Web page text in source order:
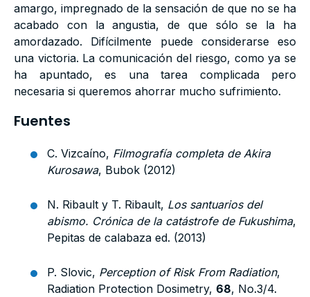
amargo, impregnado de la sensación de que no se ha
acabado con la angustia, de que sólo se la ha
amordazado. Difícilmente puede considerarse eso
una victoria. La comunicación del riesgo, como ya se
ha apuntado, es una tarea complicada pero
necesaria si queremos ahorrar mucho sufrimiento.
Fuentes
C. Vizcaíno, Filmografía completa de Akira
Kurosawa, Bubok (2012)
N. Ribault y T. Ribault, Los santuarios del
abismo. Crónica de la catástrofe de Fukushima,
Pepitas de calabaza ed. (2013)
P. Slovic, Perception of Risk From Radiation,
Radiation Protection Dosimetry, 68, No.3/4.